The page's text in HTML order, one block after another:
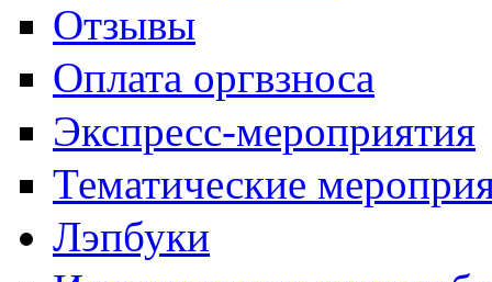
Отзывы
Оплата оргвзноса
Экспресс-мероприятия
Тематические
Лэпбуки